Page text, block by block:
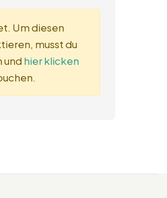
Um diesen
musst du
und hier klicken